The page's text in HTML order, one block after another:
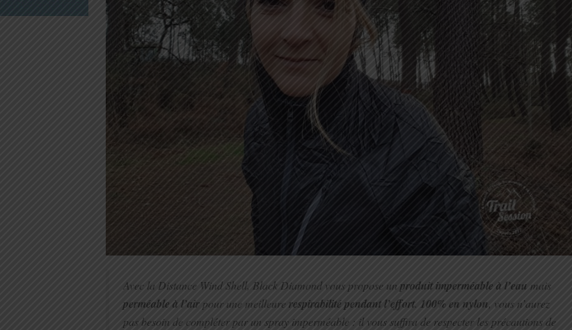
Avec la Distance Wind Shell, Black Diamond vous propose un produit imperméable à l’eau mais
perméable à l’air pour une meilleurerespirabilité pendant l’effort. 100% en nylon, vous n’aurez
pas besoin de compléter par un spray imperméable : il vous suffira de respecter les précautions de